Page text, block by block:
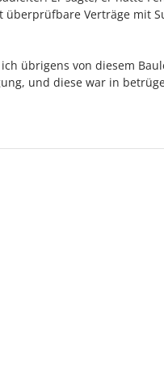
überprüfbare Verträge mit
übrigens von diesem
und diese war in